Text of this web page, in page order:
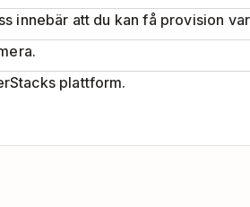
innebär att du kan få provision
plattform.